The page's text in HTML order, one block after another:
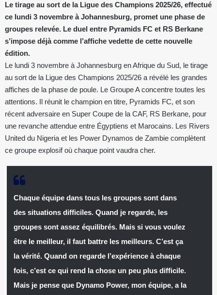
Le tirage au sort de la Ligue des Champions 2025/26, effectué
ce lundi 3 novembre à Johannesburg, promet une phase de
groupes relevée. Le duel entre Pyramids FC et RS Berkane
s’impose déjà comme l’affiche vedette de cette nouvelle
édition.
Le lundi 3 novembre à Johannesburg en Afrique du Sud, le tirage
au sort de la Ligue des Champions 2025/26 a révélé les grandes
affiches de la phase de poule. Le Groupe A concentre toutes les
attentions. Il réunit le champion en titre, Pyramids FC, et son
récent adversaire en Super Coupe de la CAF, RS Berkane, pour
une revanche attendue entre Égyptiens et Marocains. Les Rivers
United du Nigeria et les Power Dynamos de Zambie complètent
ce groupe explosif où chaque point vaudra cher.
Chaque équipe dans tous les groupes sont dans
des situations difficiles. Quand je regarde, les
groupes sont assez équilibrés. Mais si vous voulez
être le meilleur, il faut battre les meilleurs. C’est ça
la vérité. Quand on regarde l’expérience à chaque
fois, c’est ce qui rend la chose un peu plus difficile.
Mais je pense que Dynamo Power, mon équipe, a la